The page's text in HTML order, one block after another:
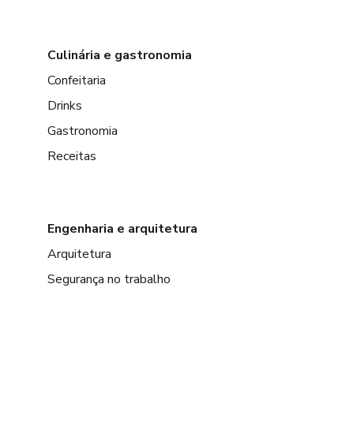
Culinária e gastronomia
Confeitaria
Drinks
Gastronomia
Receitas
Engenharia e arquitetura
Arquitetura
Segurança no trabalho